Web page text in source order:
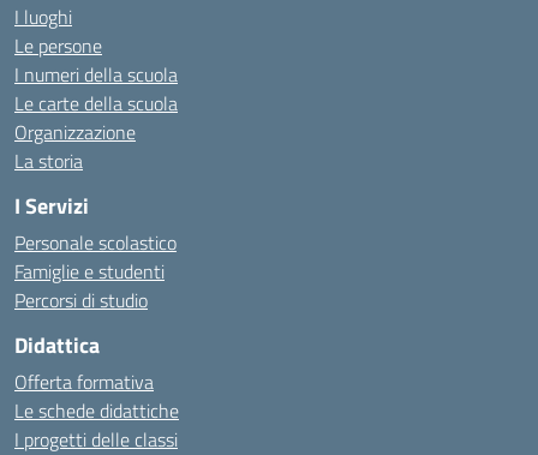
I luoghi
Le persone
I numeri della scuola
Le carte della scuola
Organizzazione
La storia
I Servizi
Personale scolastico
Famiglie e studenti
Percorsi di studio
Didattica
Offerta formativa
Le schede didattiche
I progetti delle classi